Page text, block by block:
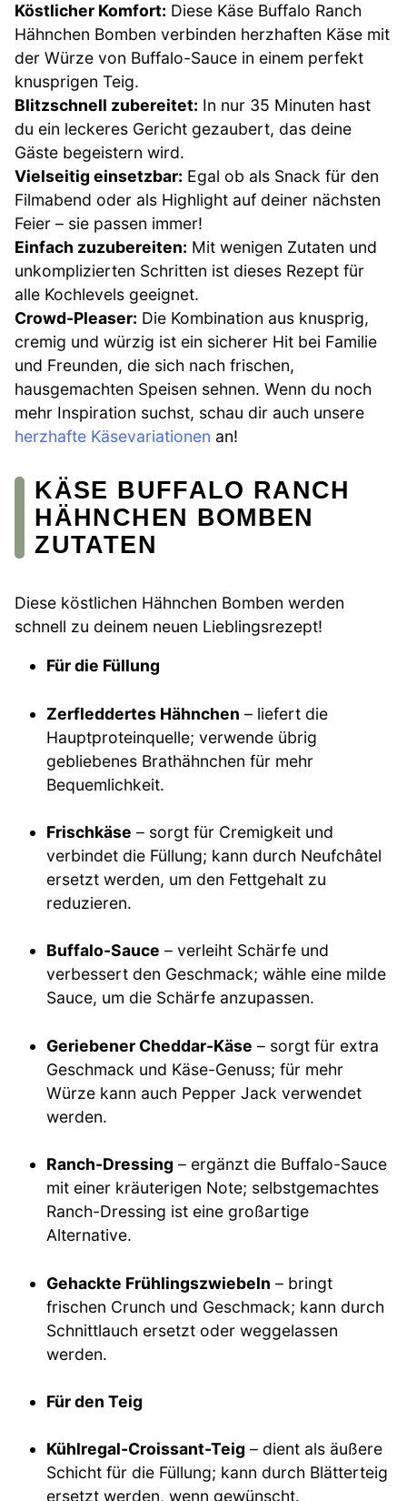
Köstlicher Komfort: Diese Käse Buffalo Ranch
Hähnchen Bomben verbinden herzhaften Käse mit
der Würze von Buffalo-Sauce in einem perfekt
knusprigen Teig.
Blitzschnell zubereitet: In nur 35 Minuten hast
du ein leckeres Gericht gezaubert, das deine
Gäste begeistern wird.
Vielseitig einsetzbar: Egal ob als Snack für den
Filmabend oder als Highlight auf deiner nächsten
Feier – sie passen immer!
Einfach zuzubereiten: Mit wenigen Zutaten und
unkomplizierten Schritten ist dieses Rezept für
alle Kochlevels geeignet.
Crowd-Pleaser: Die Kombination aus knusprig,
cremig und würzig ist ein sicherer Hit bei Familie
und Freunden, die sich nach frischen,
hausgemachten Speisen sehnen. Wenn du noch
mehr Inspiration suchst, schau dir auch unsere
herzhafte Käsevariationen an!
KÄSE BUFFALO RANCH
HÄHNCHEN BOMBEN
ZUTATEN
Diese köstlichen Hähnchen Bomben werden
schnell zu deinem neuen Lieblingsrezept!
Für die Füllung
Zerfleddertes Hähnchen – liefert die
Hauptproteinquelle; verwende übrig
gebliebenes Brathähnchen für mehr
Bequemlichkeit.
Frischkäse – sorgt für Cremigkeit und
verbindet die Füllung; kann durch Neufchâtel
ersetzt werden, um den Fettgehalt zu
reduzieren.
Buffalo-Sauce – verleiht Schärfe und
verbessert den Geschmack; wähle eine milde
Sauce, um die Schärfe anzupassen.
Geriebener Cheddar-Käse – sorgt für extra
Geschmack und Käse-Genuss; für mehr
Würze kann auch Pepper Jack verwendet
werden.
Ranch-Dressing – ergänzt die Buffalo-Sauce
mit einer kräuterigen Note; selbstgemachtes
Ranch-Dressing ist eine großartige
Alternative.
Gehackte Frühlingszwiebeln – bringt
frischen Crunch und Geschmack; kann durch
Schnittlauch ersetzt oder weggelassen
werden.
Für den Teig
Kühlregal-Croissant-Teig – dient als äußere
Schicht für die Füllung; kann durch Blätterteig
ersetzt werden, wenn gewünscht.